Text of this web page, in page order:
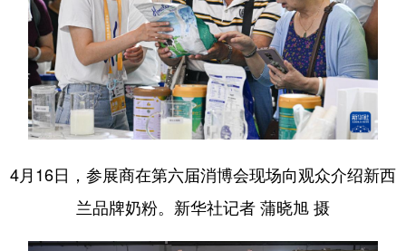
4月16日，参展商在第六届消博会现场向观众介绍新西
兰品牌奶粉。新华社记者 蒲晓旭 摄